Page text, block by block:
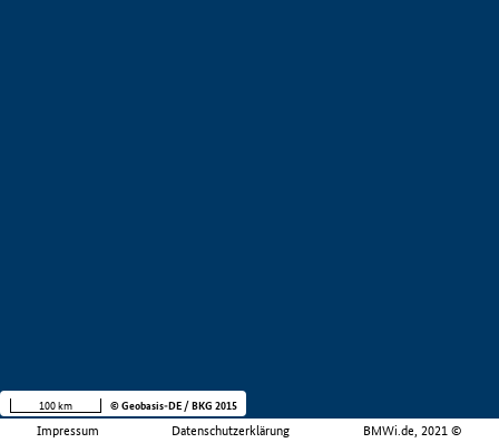
Impressum Datenschutzerklärung BMWi.de, 2021 ©
100 km © Geobasis-DE / BKG 2015